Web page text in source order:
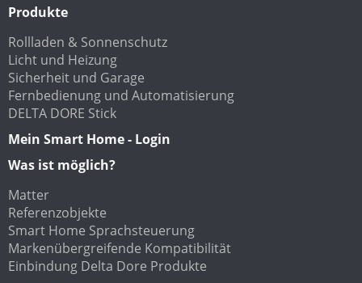
Produkte
Rollladen & Sonnenschutz
Licht und Heizung
Sicherheit und Garage
Fernbedienung und Automatisierung
DELTA DORE Stick
Mein Smart Home - Login
Was ist möglich?
Matter
Referenzobjekte
Smart Home Sprachsteuerung
Markenübergreifende Kompatibilität
Einbindung Delta Dore Produkte